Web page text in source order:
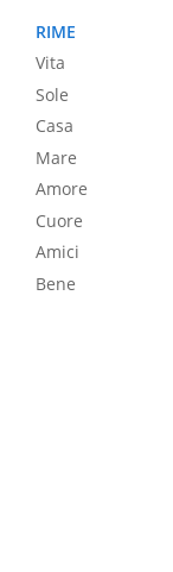
RIME
Vita
Sole
Casa
Mare
Amore
Cuore
Amici
Bene